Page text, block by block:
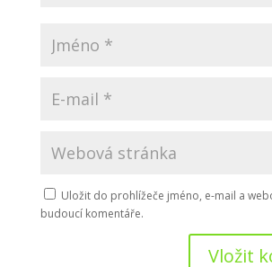
Uložit do prohlížeče jméno, e-mail a
budoucí komentáře.